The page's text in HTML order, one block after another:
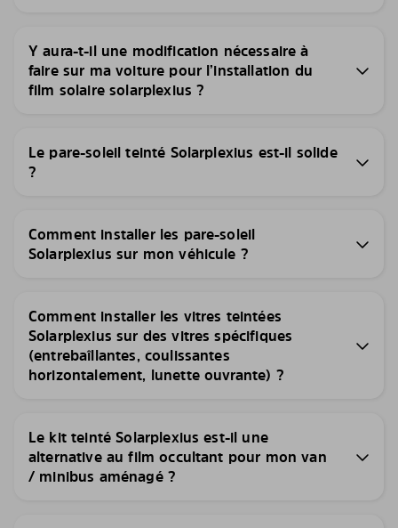
Y aura-t-il une modification nécessaire à
faire sur ma voiture pour l’installation du
film solaire solarplexius ?
Le pare-soleil teinté Solarplexius est-il solide
?
Comment installer les pare-soleil
Solarplexius sur mon véhicule ?
Comment installer les vitres teintées
Solarplexius sur des vitres spécifiques
(entrebaîllantes, coulissantes
horizontalement, lunette ouvrante) ?
Le kit teinté Solarplexius est-il une
alternative au film occultant pour mon van
/ minibus aménagé ?